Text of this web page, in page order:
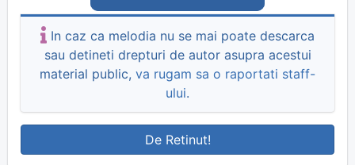
In caz ca melodia nu se mai poate descarca
sau detineti drepturi de autor asupra acestui
material public, va rugam sa o raportati staff-
ului.
De Retinut!